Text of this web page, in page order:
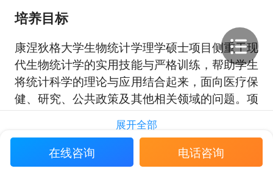
培养目标
康涅狄格大学生物统计学理学硕士项目侧重于现
代生物统计学的实用技能与严格训练，帮助学生
将统计科学的理论与应用结合起来，面向医疗保
健、研究、公共政策及其他相关领域的问题。项
目强调学生在统计推断、线性回归、临床试验与
流行病学研究设计和分析、SAS 与 R 编程、数
据管理以及咨询等方面形成专业能力。
项目还要求学生通过实习或实践，将生物统计方
展开全部
申请要求
在线咨询 电话咨询